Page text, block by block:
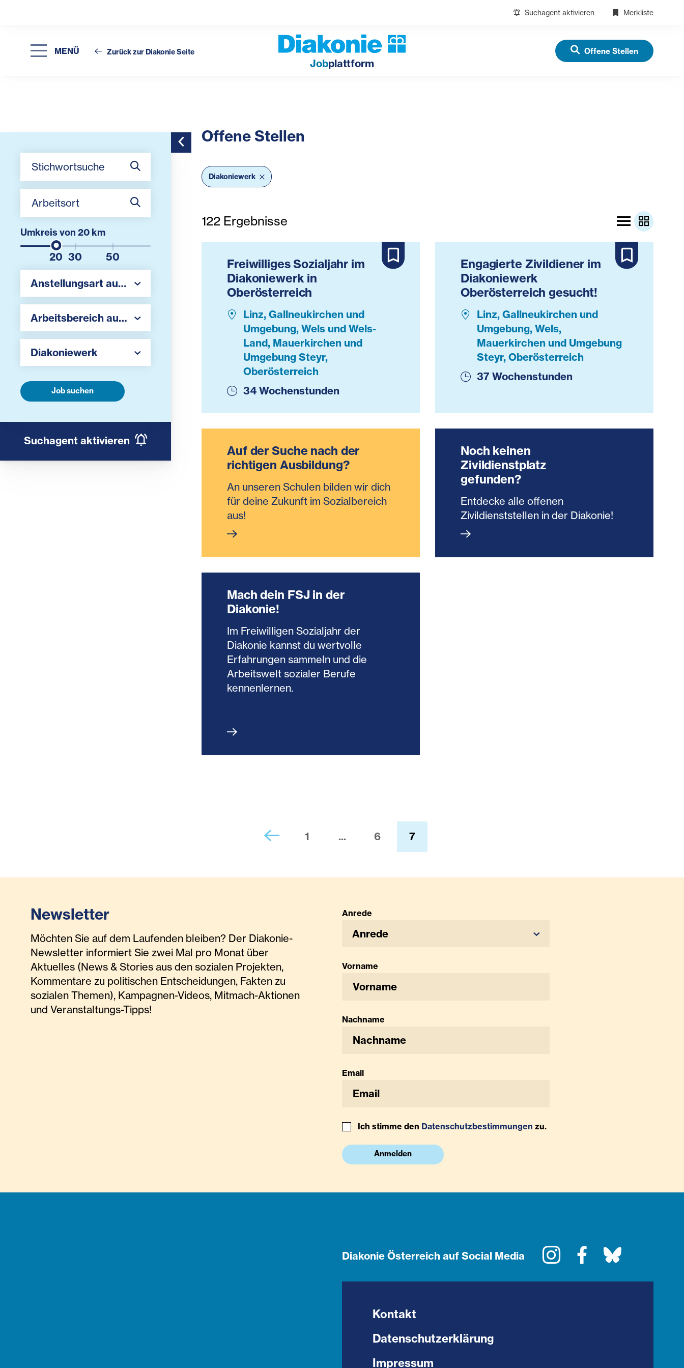
Suchagent aktivieren Merkliste
MENÜ Zurück zur Diakonie Seite
Jobplattform
Offene Stellen
Toggle Sidebar Filter
Umkreis von 20 km
20 30 50
Region auswählen
Anstellungsart auswählen
Region auswählen
Arbeitsbereich auswählen
Arbeitgeber auswählen
Diakoniewerk
Job suchen
Suchagent aktivieren
Offene Stellen
Diakoniewerk
122 Ergebnisse
Freiwilliges Sozialjahr im
Diakoniewerk in
Oberösterreich
Linz, Gallneukirchen und
Umgebung, Wels und Wels-
Land, Mauerkirchen und
Umgebung Steyr,
Oberösterreich
34 Wochenstunden
Engagierte Zivildiener im
Diakoniewerk
Oberösterreich gesucht!
Linz, Gallneukirchen und
Umgebung, Wels,
Mauerkirchen und Umgebung
Steyr, Oberösterreich
37 Wochenstunden
Auf der Suche nach der
richtigen Ausbildung?
An unseren Schulen bilden wir dich
für deine Zukunft im Sozialbereich
aus!
Noch keinen
Zivildienstplatz
gefunden?
Entdecke alle offenen
Zivildienststellen in der Diakonie!
Mach dein FSJ in der
Diakonie!
Im Freiwilligen Sozialjahr der
Diakonie kannst du wertvolle
Erfahrungen sammeln und die
Arbeitswelt sozialer Berufe
kennenlernen.
1 ... 6 7
Newsletter
Möchten Sie auf dem Laufenden bleiben? Der Diakonie-
Newsletter informiert Sie zwei Mal pro Monat über
Aktuelles (News & Stories aus den sozialen Projekten,
Kommentare zu politischen Entscheidungen, Fakten zu
sozialen Themen), Kampagnen-Videos, Mitmach-Aktionen
und Veranstaltungs-Tipps!
Anrede
Anrede
Vorname
Nachname
Email
Ich stimme den Datenschutzbestimmungen zu.
Anmelden
Diakonie Österreich auf Social Media InstagramFacebook
Kontakt
Datenschutzerklärung
Impressum